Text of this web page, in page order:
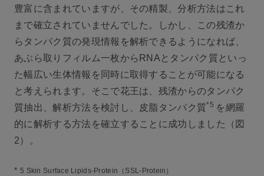
豊富に含まれていますが、その精製、分析方法はこれ
まで確立されていませんでした。しかし、この残渣か
らタンパク質の発現情報を解析できるようになれば、
あぶら取りフィルム一枚からRNAとタンパク質といっ
た幅広い生体情報を同時に取得することが可能になる
と考えられます。そこで花王は、残渣からのタンパク
質抽出、解析方法を検討し、皮脂タンパク質*5 を網羅
的に解析する方法を確立することに成功しました（図
2）。
* 5 Skin Surface Lipids-Protein（SSL-Protein）